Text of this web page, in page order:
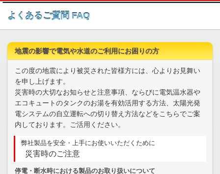
このページの本文へ
よくあるご質問 FAQ
地震の影響で電気や水道のご利用にお困りの方
この度の地震により被災された皆様方には、心よりお見舞い
を申し上げます。
災害時の大切なお知らせと注意事項、ならびに電気温水器や
エコキュートのタンクのお湯を有効活用する方法、太陽光発
電システムの自立運転への切り替え方法などをこちらでご案
内しております。ご活用ください。
弊社製品を安全・上手にお使いいただくために
災害時のご注意
停電・断水時における製品のお取り扱いについて